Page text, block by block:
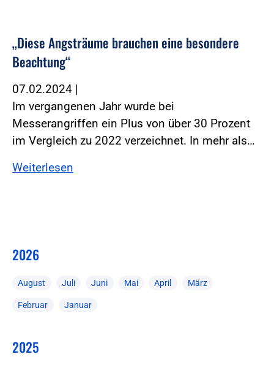
„Diese Angsträume brauchen eine besondere
Beachtung“
07.02.2024 |
Im vergangenen Jahr wurde bei
Messerangriffen ein Plus von über 30 Prozent
im Vergleich zu 2022 verzeichnet. In mehr als…
Weiterlesen
2026
August Juli Juni Mai April März
Februar Januar
2025